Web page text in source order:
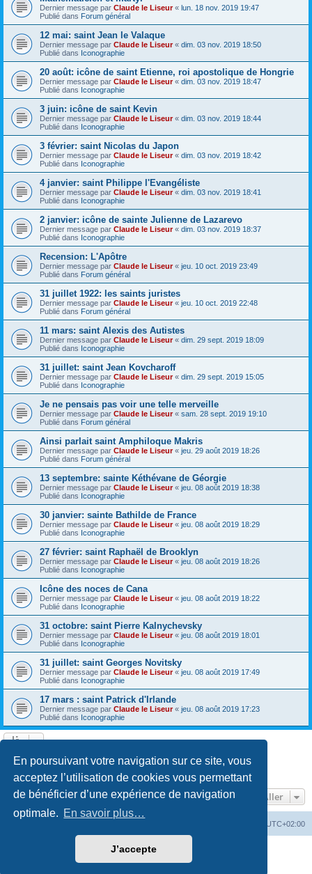
En poursuivant votre navigation sur ce site, vous
acceptez l’utilisation de cookies vous permettant
de bénéficier d’une expérience de navigation
optimale. En savoir plus…
J’accepte
Dernier message par Claude le Liseur« lun. 18 nov. 2019 19:47
Publié dans Forum général
12 mai: saint Jean le Valaque
Dernier message par Claude le Liseur« dim. 03 nov. 2019 18:50
Publié dans Iconographie
20 août: icône de saint Etienne, roi apostolique de Hongrie
Dernier message par Claude le Liseur« dim. 03 nov. 2019 18:47
Publié dans Iconographie
3 juin: icône de saint Kevin
Dernier message par Claude le Liseur« dim. 03 nov. 2019 18:44
Publié dans Iconographie
3 février: saint Nicolas du Japon
Dernier message par Claude le Liseur« dim. 03 nov. 2019 18:42
Publié dans Iconographie
4 janvier: saint Philippe l'Evangéliste
Dernier message par Claude le Liseur« dim. 03 nov. 2019 18:41
Publié dans Iconographie
2 janvier: icône de sainte Julienne de Lazarevo
Dernier message par Claude le Liseur« dim. 03 nov. 2019 18:37
Publié dans Iconographie
Recension: L'Apôtre
Dernier message par Claude le Liseur« jeu. 10 oct. 2019 23:49
Publié dans Forum général
31 juillet 1922: les saints juristes
Dernier message par Claude le Liseur« jeu. 10 oct. 2019 22:48
Publié dans Forum général
11 mars: saint Alexis des Autistes
Dernier message par Claude le Liseur« dim. 29 sept. 2019 18:09
Publié dans Iconographie
31 juillet: saint Jean Kovcharoff
Dernier message par Claude le Liseur« dim. 29 sept. 2019 15:05
Publié dans Iconographie
Je ne pensais pas voir une telle merveille
Dernier message par Claude le Liseur« sam. 28 sept. 2019 19:10
Publié dans Forum général
Ainsi parlait saint Amphiloque Makris
Dernier message par Claude le Liseur« jeu. 29 août 2019 18:26
Publié dans Forum général
13 septembre: sainte Kéthévane de Géorgie
Dernier message par Claude le Liseur« jeu. 08 août 2019 18:38
Publié dans Iconographie
30 janvier: sainte Bathilde de France
Dernier message par Claude le Liseur« jeu. 08 août 2019 18:29
Publié dans Iconographie
27 février: saint Raphaël de Brooklyn
Dernier message par Claude le Liseur« jeu. 08 août 2019 18:26
Publié dans Iconographie
Icône des noces de Cana
Dernier message par Claude le Liseur« jeu. 08 août 2019 18:22
Publié dans Iconographie
31 octobre: saint Pierre Kalnychevsky
Dernier message par Claude le Liseur« jeu. 08 août 2019 18:01
Publié dans Iconographie
31 juillet: saint Georges Novitsky
Dernier message par Claude le Liseur« jeu. 08 août 2019 17:49
Publié dans Iconographie
17 mars : saint Patrick d'Irlande
Dernier message par Claude le Liseur« jeu. 08 août 2019 17:23
Publié dans Iconographie
Page1sur20
3
Aller
UTC+02:00
phpBB® Forum Software © phpBB Limited
©